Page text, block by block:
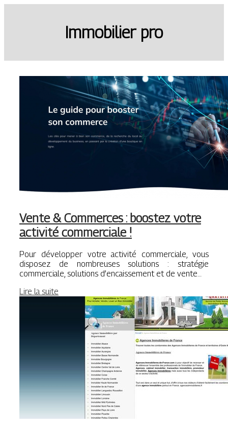
Immobilier pro
Vente & Commerces : boostez votre
activité commerciale !
Pour développer votre activité commerciale, vous
disposez de nombreuses solutions : stratégie
commerciale, solutions d’encaissement et de vente…
Lire la suite